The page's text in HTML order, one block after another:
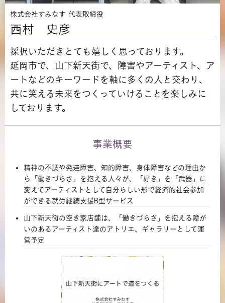
株式会社すみなす 代表取締役
西村 史彦
採択いただきとても嬉しく思っております。
延岡市で、山下新天街で、障害やアーティスト、ア
ートなどのキーワードを軸に多くの人と交わり、
共に笑える未来をつくっていけることを楽しみに
しております。
事業概要
精神の不調や発達障害、知的障害、身体障害などの理由か
ら「働きづらさ」を抱える人々が、「好き」を「武器」に
変えてアーティストとして自分らしい形で経済的社会参加
ができる就労継続支援B型サービス
山下新天街の空き家店舗は、「働きづらさ」を抱える障が
いのあるアーティスト達のアトリエ、ギャラリーとして運
営予定